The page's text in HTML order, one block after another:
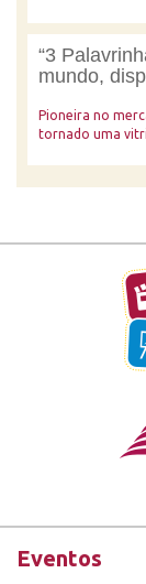
“3
mundo,
Pioneira no
tornado uma
Eventos